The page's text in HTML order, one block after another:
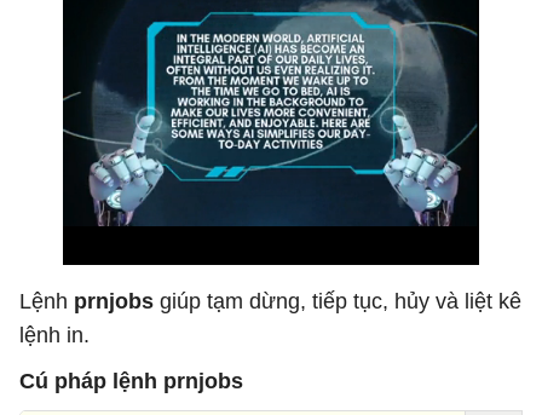
Lệnh prnjobs giúp tạm dừng, tiếp tục, hủy và liệt kê
lệnh in.
Cú pháp lệnh prnjobs